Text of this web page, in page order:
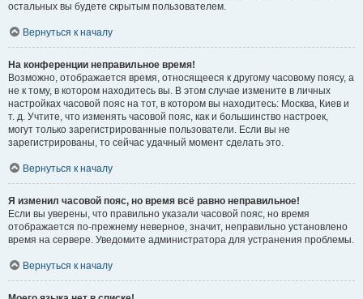
остальных вы будете скрытым пользователем.
Вернуться к началу
На конференции неправильное время!
Возможно, отображается время, относящееся к другому часовому поясу, а
не к тому, в котором находитесь вы. В этом случае измените в личных
настройках часовой пояс на тот, в котором вы находитесь: Москва, Киев и
т. д. Учтите, что изменять часовой пояс, как и большинство настроек,
могут только зарегистрированные пользователи. Если вы не
зарегистрированы, то сейчас удачный момент сделать это.
Вернуться к началу
Я изменил часовой пояс, но время всё равно неправильное!
Если вы уверены, что правильно указали часовой пояс, но время
отображается по-прежнему неверное, значит, неправильно установлено
время на сервере. Уведомите администратора для устранения проблемы.
Вернуться к началу